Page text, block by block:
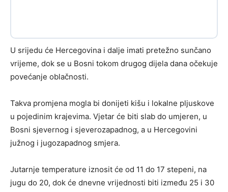
U srijedu će Hercegovina i dalje imati pretežno sunčano
vrijeme, dok se u Bosni tokom drugog dijela dana očekuje
povećanje oblačnosti.
Takva promjena mogla bi donijeti kišu i lokalne pljuskove
u pojedinim krajevima. Vjetar će biti slab do umjeren, u
Bosni sjevernog i sjeverozapadnog, a u Hercegovini
južnog i jugozapadnog smjera.
Jutarnje temperature iznosit će od 11 do 17 stepeni, na
jugu do 20, dok će dnevne vrijednosti biti između 25 i 30